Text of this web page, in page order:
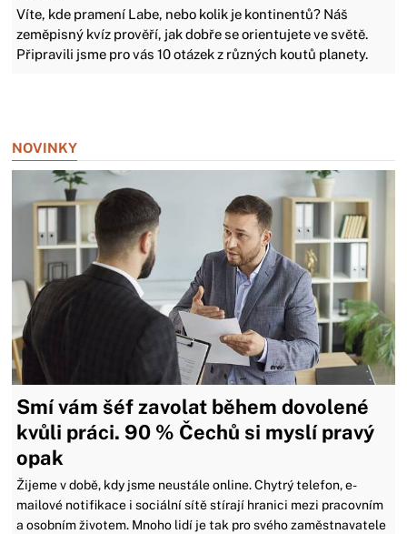
Víte, kde pramení Labe, nebo kolik je kontinentů? Náš
zeměpisný kvíz prověří, jak dobře se orientujete ve světě.
Připravili jsme pro vás 10 otázek z různých koutů planety.
NOVINKY
Smí vám šéf zavolat během dovolené
kvůli práci. 90 % Čechů si myslí pravý
opak
Žijeme v době, kdy jsme neustále online. Chytrý telefon, e-
mailové notifikace i sociální sítě stírají hranici mezi pracovním
a osobním životem. Mnoho lidí je tak pro svého zaměstnavatele